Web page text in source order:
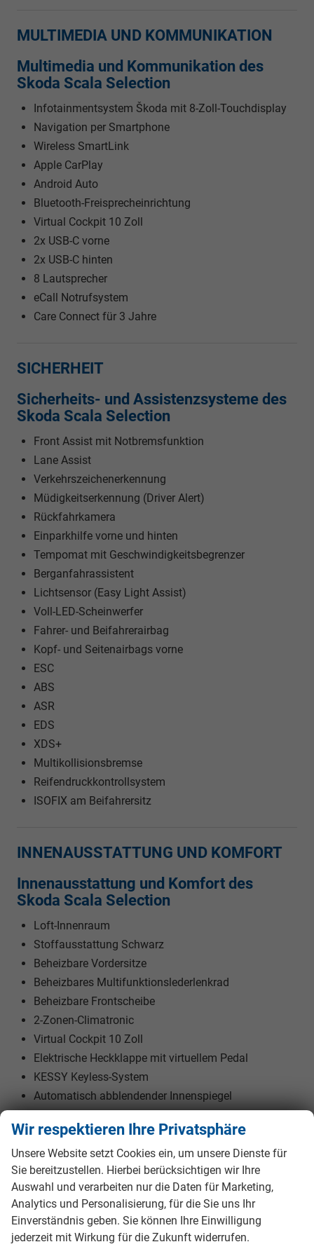
MULTIMEDIA UND KOMMUNIKATION
Multimedia und Kommunikation des
Skoda Scala Selection
Infotainmentsystem Škoda mit 8-Zoll-Touchdisplay
Navigation per Smartphone
Wireless SmartLink
Apple CarPlay
Android Auto
Bluetooth-Freisprecheinrichtung
Virtual Cockpit 10 Zoll
2x USB-C vorne
2x USB-C hinten
8 Lautsprecher
eCall Notrufsystem
Care Connect für 3 Jahre
SICHERHEIT
Sicherheits- und Assistenzsysteme des
Skoda Scala Selection
Front Assist mit Notbremsfunktion
Lane Assist
Verkehrszeichenerkennung
Müdigkeitserkennung (Driver Alert)
Rückfahrkamera
Einparkhilfe vorne und hinten
Tempomat mit Geschwindigkeitsbegrenzer
Berganfahrassistent
Lichtsensor (Easy Light Assist)
Voll-LED-Scheinwerfer
Fahrer- und Beifahrerairbag
Kopf- und Seitenairbags vorne
ESC
ABS
ASR
EDS
XDS+
Multikollisionsbremse
Reifendruckkontrollsystem
ISOFIX am Beifahrersitz
INNENAUSSTATTUNG UND KOMFORT
Innenausstattung und Komfort des
Skoda Scala Selection
Loft-Innenraum
Stoffausstattung Schwarz
Beheizbare Vordersitze
Beheizbares Multifunktionslederlenkrad
Beheizbare Frontscheibe
2-Zonen-Climatronic
Virtual Cockpit 10 Zoll
Elektrische Heckklappe mit virtuellem Pedal
KESSY Keyless-System
Automatisch abblendender Innenspiegel
Elektrische Fensterheber vorne und hinten
Fahrer- und Beifahrersitz höhenverstellbar
JumboBox Mittelarmlehne
Fahrprofilauswahl
AUẞEN
Wir respektieren Ihre Privatsphäre
Unsere Website setzt Cookies ein, um unsere Dienste für
Sie bereitzustellen. Hierbei berücksichtigen wir Ihre
Auswahl und verarbeiten nur die Daten für Marketing,
Analytics und Personalisierung, für die Sie uns Ihr
Einverständnis geben. Sie können Ihre Einwilligung
jederzeit mit Wirkung für die Zukunft widerrufen.